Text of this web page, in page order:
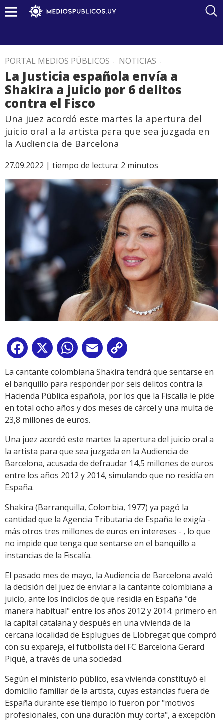
PORTAL MEDIOS PÚBLICOS . NOTICIAS .
La Justicia española envía a
Shakira a juicio por 6 delitos
contra el Fisco
Una juez acordó este martes la apertura del
juicio oral a la artista para que sea juzgada en
la Audiencia de Barcelona
27.09.2022 | tiempo de lectura: 2 minutos
Facebook
X WhatsApp
Email
Link
La cantante colombiana Shakira tendrá que sentarse en
el banquillo para responder por seis delitos contra la
Hacienda Pública española, por los que la Fiscalía le pide
en total ocho años y dos meses de cárcel y una multa de
23,8 millones de euros.
Una juez acordó este martes la apertura del juicio oral a
la artista para que sea juzgada en la Audiencia de
Barcelona, acusada de defraudar 14,5 millones de euros
entre los años 2012 y 2014, simulando que no residía en
España.
Shakira (Barranquilla, Colombia, 1977) ya pagó la
cantidad que la Agencia Tributaria de España le exigía -
más otros tres millones de euros en intereses - , lo que
no impide que tenga que sentarse en el banquillo a
instancias de la Fiscalía.
El pasado mes de mayo, la Audiencia de Barcelona avaló
la decisión del juez de enviar a la cantante colombiana a
juicio, ante los indicios de que residía en España "de
manera habitual" entre los años 2012 y 2014: primero en
la capital catalana y después en una vivienda de la
cercana localidad de Esplugues de Llobregat que compró
con su expareja, el futbolista del FC Barcelona Gerard
Piqué, a través de una sociedad.
Según el ministerio público, esa vivienda constituyó el
domicilio familiar de la artista, cuyas estancias fuera de
España durante ese tiempo lo fueron por "motivos
profesionales, con una duración muy corta", a excepción